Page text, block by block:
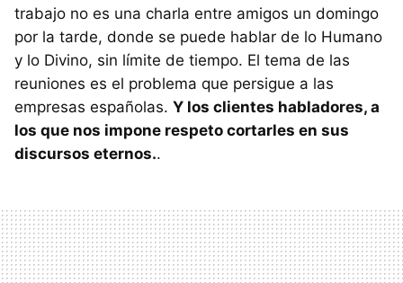
trabajo no es una charla entre amigos un domingo
por la tarde, donde se puede hablar de lo Humano
y lo Divino, sin límite de tiempo. El tema de las
reuniones es el problema que persigue a las
empresas españolas. Y los clientes habladores, a
los que nos impone respeto cortarles en sus
discursos eternos..